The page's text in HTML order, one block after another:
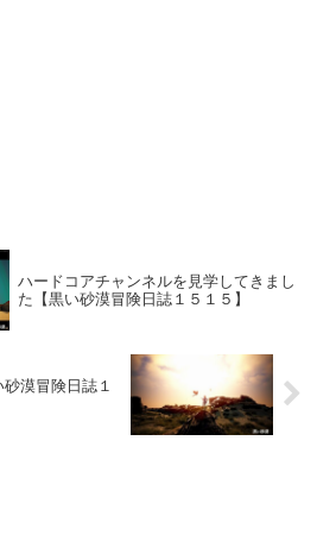
ハードコアチャンネルを見学してきまし
た【黒い砂漠冒険日誌１５１５】
漠冒険日誌１